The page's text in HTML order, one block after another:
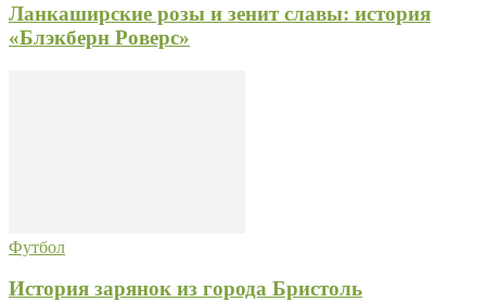
Ланкаширские розы и зенит славы: история
«Блэкберн Роверс»
Футбол
История зарянок из города Бристоль